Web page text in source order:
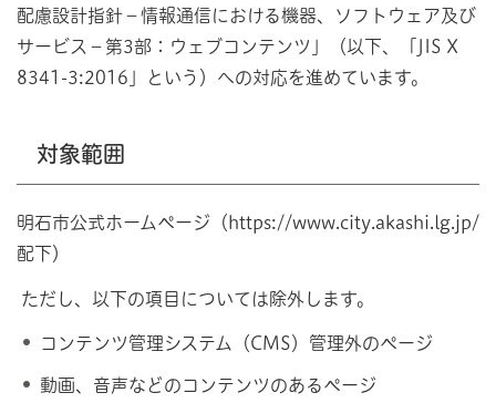
配慮設計指針－情報通信における機器、ソフトウェア及び
サービス－第3部：ウェブコンテンツ」（以下、「JIS X
8341-3:2016」という）への対応を進めています。
対象範囲
明石市公式ホームページ（https://www.city.akashi.lg.jp/
配下）
ただし、以下の項目については除外します。
コンテンツ管理システム（CMS）管理外のページ
動画、音声などのコンテンツのあるページ